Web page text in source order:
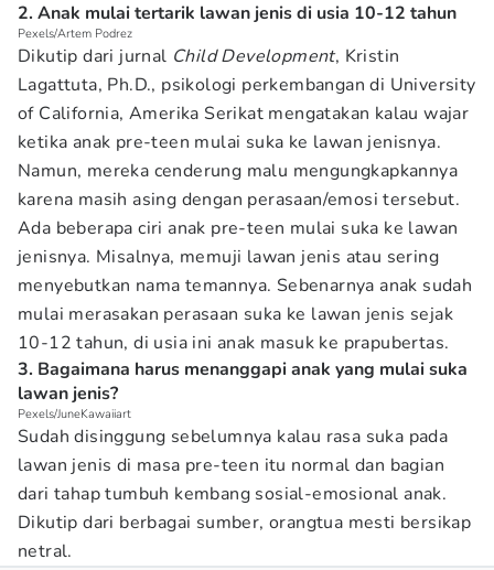
2. Anak mulai tertarik lawan jenis di usia 10-12 tahun
Pexels/Artem Podrez
Dikutip dari jurnal Child Development, Kristin
Lagattuta, Ph.D., psikologi perkembangan di University
of California, Amerika Serikat mengatakan kalau wajar
ketika anak pre-teen mulai suka ke lawan jenisnya.
Namun, mereka cenderung malu mengungkapkannya
karena masih asing dengan perasaan/emosi tersebut.
Ada beberapa ciri anak pre-teen mulai suka ke lawan
jenisnya. Misalnya, memuji lawan jenis atau sering
menyebutkan nama temannya. Sebenarnya anak sudah
mulai merasakan perasaan suka ke lawan jenis sejak
10-12 tahun, di usia ini anak masuk ke prapubertas.
3. Bagaimana harus menanggapi anak yang mulai suka
lawan jenis?
Pexels/JuneKawaiiart
Sudah disinggung sebelumnya kalau rasa suka pada
lawan jenis di masa pre-teen itu normal dan bagian
dari tahap tumbuh kembang sosial-emosional anak.
Dikutip dari berbagai sumber, orangtua mesti bersikap
netral.